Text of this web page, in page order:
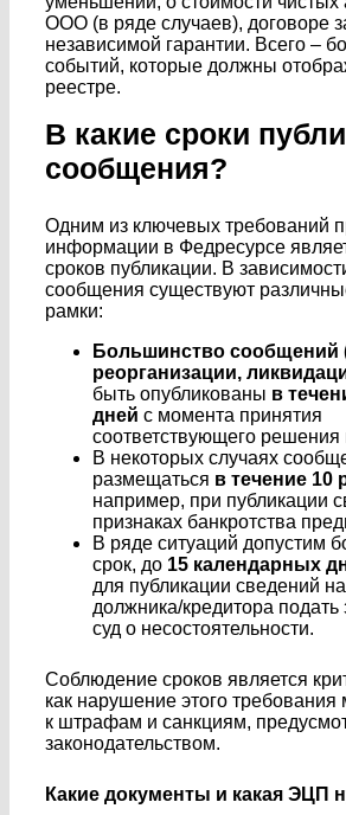
ООО (в ряде случаев), договоре
независимой гарантии. Всего –
событий, которые должны
реестре.
В какие сроки
сообщения?
Одним из ключевых требований
информации в Федресурсе
сроков публикации. В
сообщения существуют
рамки:
Большинство сообщений
реорганизации,
быть опубликованы в
дней с момента принятия
соответствующего решения
В некоторых случаях
размещаться в течение 10
например, при публикации
признаках банкротства
В ряде ситуаций допустим
срок, до 15 календарных
для публикации сведений
должника/кредитора подать
суд о несостоятельности.
Соблюдение сроков является
как нарушение этого требования
к штрафам и санкциям,
законодательством.
Какие документы и какая ЭЦП